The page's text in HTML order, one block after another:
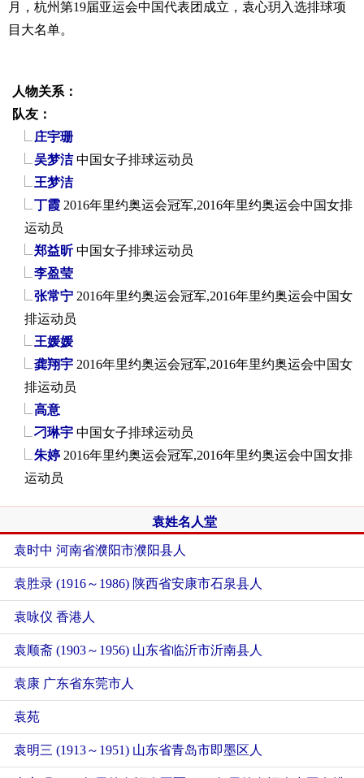
月，杭州第19届亚运会中国代表团成立，袁心玥入选排球项
目大名单。
人物关系：
队友：
庄宇珊
吴梦洁 中国女子排球运动员
王梦洁
丁霞 2016年里约奥运会冠军,2016年里约奥运会中国女排
运动员
郑益昕 中国女子排球运动员
李盈莹
张常宁 2016年里约奥运会冠军,2016年里约奥运会中国女
排运动员
王媛媛
龚翔宇 2016年里约奥运会冠军,2016年里约奥运会中国女
排运动员
高意
刁琳宇 中国女子排球运动员
朱婷 2016年里约奥运会冠军,2016年里约奥运会中国女排
运动员
袁姓名人堂
袁时中 河南省濮阳市濮阳县人
袁胜录 (1916～1986) 陕西省安康市石泉县人
袁咏仪 香港人
袁顺斋 (1903～1956) 山东省临沂市沂南县人
袁康 广东省东莞市人
袁苑
袁明三 (1913～1951) 山东省青岛市即墨区人